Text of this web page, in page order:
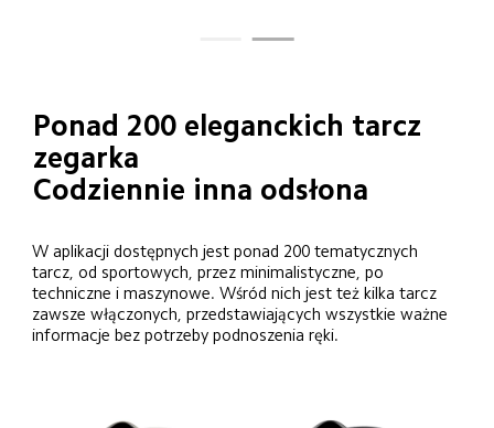
Ponad 200 eleganckich tarcz
zegarka
Codziennie inna odsłona
W aplikacji dostępnych jest ponad 200 tematycznych
tarcz, od sportowych, przez minimalistyczne, po
techniczne i maszynowe. Wśród nich jest też kilka tarcz
zawsze włączonych, przedstawiających wszystkie ważne
informacje bez potrzeby podnoszenia ręki.